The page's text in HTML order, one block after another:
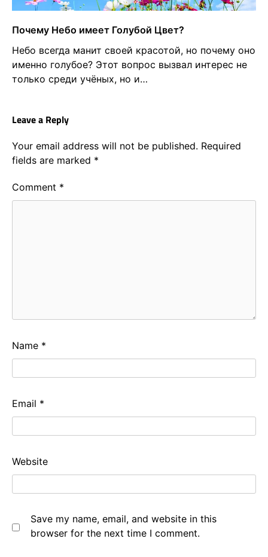
Почему Небо имеет Голубой Цвет?
Небо всегда манит своей красотой, но почему оно
именно голубое? Этот вопрос вызвал интерес не
только среди учёных, но и…
Leave a Reply
Your email address will not be published. Required
fields are marked *
Comment *
Name *
Email *
Website
Save my name, email, and website in this
browser for the next time I comment.